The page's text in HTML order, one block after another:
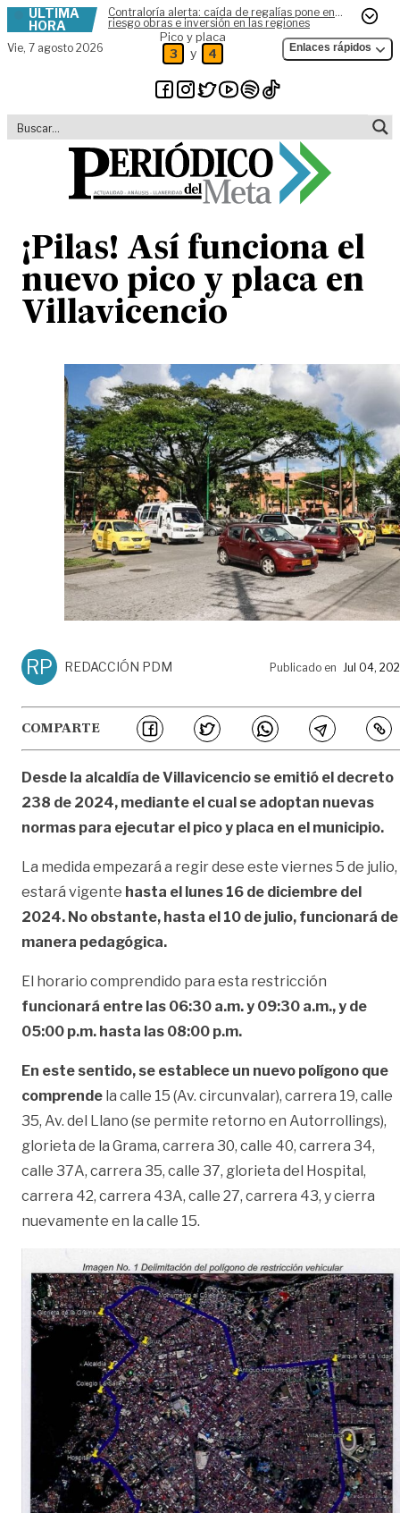
Skip to content
ÚLTIMA
HORA
Contraloría alerta: caída de regalías pone en
riesgo obras e inversión en las regiones
Vie, 7 agosto 2026
Pico y placa
3 y 4 Enlaces rápidos
¡Pilas! Así funciona el
nuevo pico y placa en
Villavicencio
RP REDACCIÓN PDM Publicado en Jul 04,
COMPARTE
Desde la alcaldía de Villavicencio se emitió el decreto
238 de 2024, mediante el cual se adoptan nuevas
normas para ejecutar el pico y placa en el municipio.
La medida empezará a regir dese este viernes 5 de julio,
estará vigente hasta el lunes 16 de diciembre del
2024. No obstante, hasta el 10 de julio, funcionará de
manera pedagógica.
El horario comprendido para esta restricción
funcionará entre las 06:30 a.m. y 09:30 a.m., y de
05:00 p.m. hasta las 08:00 p.m.
En este sentido, se establece un nuevo polígono que
comprende la calle 15 (Av. circunvalar), carrera 19, calle
35, Av. del Llano (se permite retorno en Autorrollings),
glorieta de la Grama, carrera 30, calle 40, carrera 34,
calle 37A, carrera 35, calle 37, glorieta del Hospital,
carrera 42, carrera 43A, calle 27, carrera 43, y cierra
nuevamente en la calle 15.